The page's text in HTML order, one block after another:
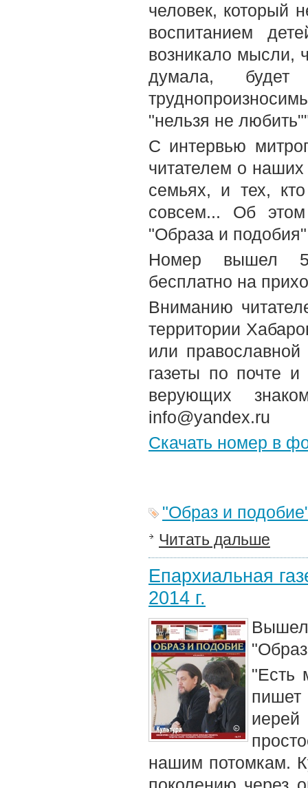
человек, который
воспитанием
возникало мысли,
думала,
"нельзя не
С интервью
читателем о наших
семьях, и тех,
совсем... Об
"Образа и
Номер вышел 5-
бесплатно на
Вниманию
территории
или
газеты по почте и
верующих
info@yandex.ru
Скачать номер в
"Образ и
Читать дальше
Епархиальная
2014 г.
Вышел
"Есть
нашим потомкам.